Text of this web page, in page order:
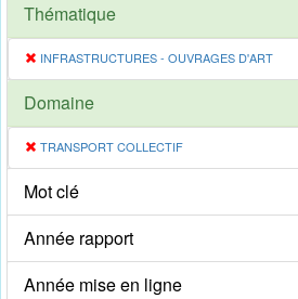
Thématique
INFRASTRUCTURES - OUVRAGES D'ART
Domaine
TRANSPORT COLLECTIF
Mot clé
Année rapport
Année mise en ligne